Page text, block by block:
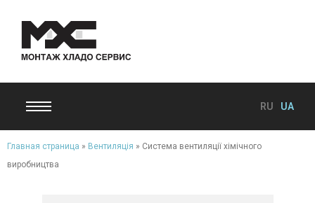
RU UA
Главная страница » Вентиляція » Система вентиляції хімічного
виробництва